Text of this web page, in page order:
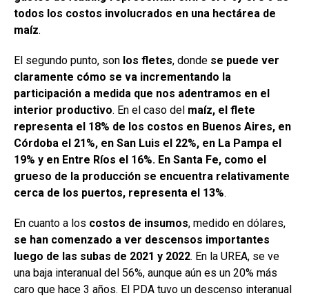
todos los costos involucrados en una hectárea de
maíz.
El segundo punto, son los fletes, donde se puede ver
claramente cómo se va incrementando la
participación a medida que nos adentramos en el
interior productivo. En el caso del maíz, el flete
representa el 18% de los costos en Buenos Aires, en
Córdoba el 21%, en San Luis el 22%, en La Pampa el
19% y en Entre Ríos el 16%. En Santa Fe, como el
grueso de la producción se encuentra relativamente
cerca de los puertos, representa el 13%.
En cuanto a los costos de insumos, medido en dólares,
se han comenzado a ver descensos importantes
luego de las subas de 2021 y 2022. En la UREA, se ve
una baja interanual del 56%, aunque aún es un 20% más
caro que hace 3 años. El PDA tuvo un descenso interanual